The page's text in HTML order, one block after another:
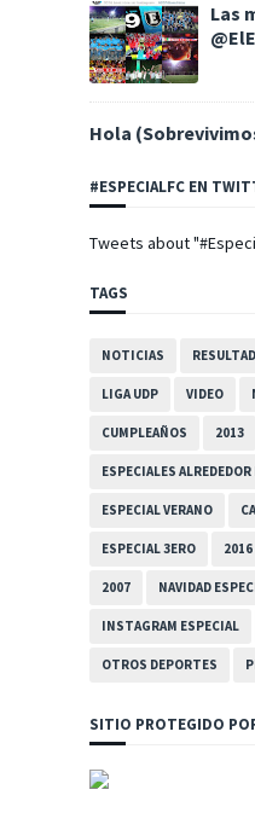
Las
Hola
#ESPECIALFC EN
Tweets about
TAGS
NOTICIAS
LIGA UDP VIDEO
CUMPLEAÑOS 2013
ESPECIALES
ESPECIAL VERANO
ESPECIAL 3ERO 2016
2007 NAVIDAD
INSTAGRAM ESPECIAL
OTROS DEPORTES
SITIO PROTEGIDO